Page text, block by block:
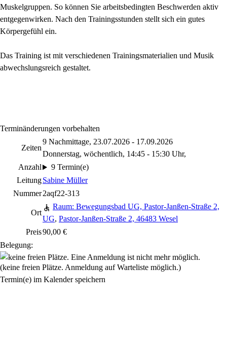
Muskelgruppen. So können Sie arbeitsbedingten Beschwerden aktiv
entgegenwirken. Nach den Trainingsstunden stellt sich ein gutes
Körpergefühl ein.
Das Training ist mit verschiedenen Trainingsmaterialien und Musik
abwechslungsreich gestaltet.
Terminänderungen vorbehalten
Zeiten
9 Nachmittage, 23.07.2026 - 17.09.2026
Donnerstag, wöchentlich, 14:45 - 15:30 Uhr,
Anzahl
9 Termin(e)
LeitungSabine Müller
Nummer2aqf22-313
Ort
Raum: Bewegungsbad UG, Pastor-Janßen-Straße 2,
UG, Pastor-Janßen-Straße 2, 46483 Wesel
Preis90,00 €
Belegung:
(keine freien Plätze. Anmeldung auf Warteliste möglich.)
Termin(e) im Kalender speichern